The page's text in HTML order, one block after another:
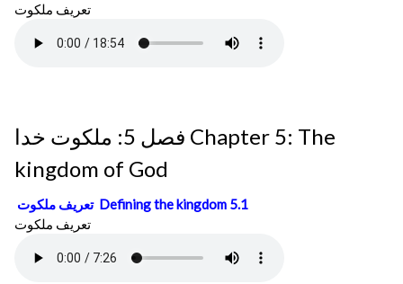
تعريف ملكوت
فصل 5: ملكوت خدا Chapter 5: The
kingdom of God
تعريف ملكوت Defining the kingdom 5.1
تعريف ملكوت